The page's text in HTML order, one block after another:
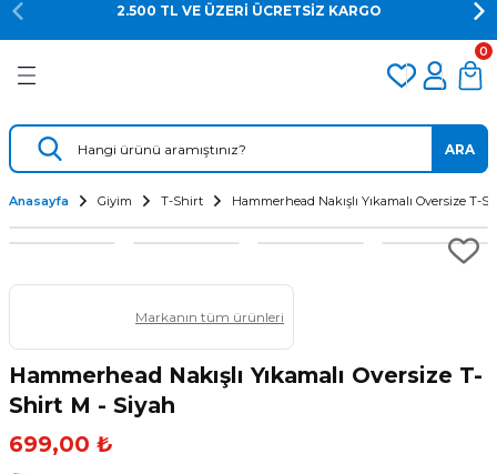
2.500 TL VE ÜZERİ ÜCRETSİZ KARGO
Dalış Regülatörü
Dalış Konsolu
ARA
0
Anasayfa Giyim T-Shirt Hammerhead Nakışlı Yıkamalı Oversize T-
Markanın tüm ürünleri
Hammerhead Nakışlı Yıkamalı Oversize T-
Shirt M - Siyah
699,00 ₺